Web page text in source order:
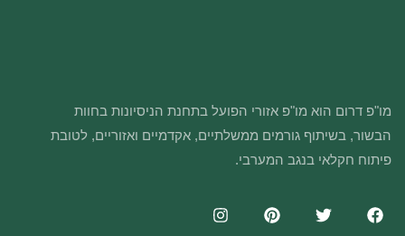
מו"פ דרום הוא מו"פ אזורי הפועל בתחנת הניסיונות בחוות
הבשור, בשיתוף גורמים ממשלתיים, אקדמיים ואזוריים, לטובת
פיתוח חקלאי בנגב המערבי.